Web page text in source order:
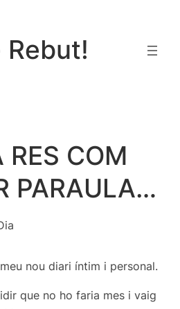
RES COM
PARAULA…
nou diari íntim i personal.
que no ho faria mes i vaig